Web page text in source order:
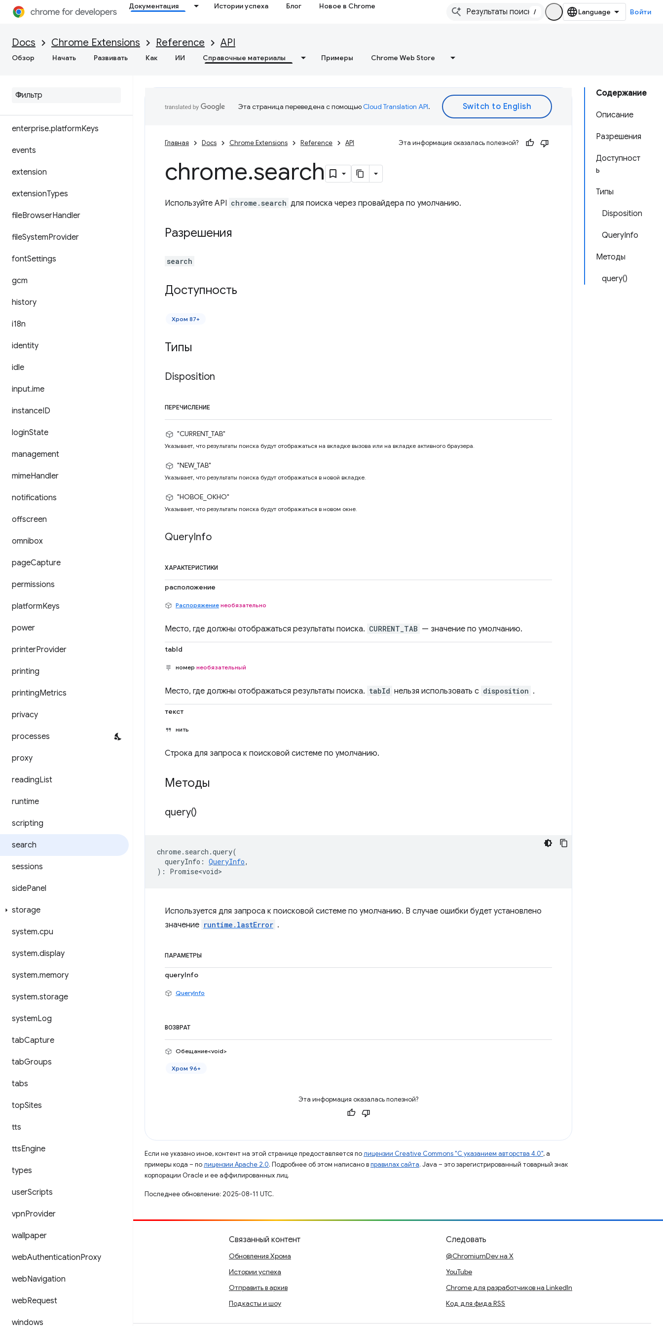
Документация Истории успеха Блог Новое в Chrome
/ Войти
Docs Chrome Extensions Reference API
Обзор Начать Развивать Как ИИ Справочные материалы Примеры Chrome Web Store
downloads
enterprise
enterprise.platformKeys
events
extension
extensionTypes
fileBrowserHandler
fileSystemProvider
fontSettings
gcm
history
i18n
identity
idle
input.ime
instanceID
loginState
management
mimeHandler
notifications
offscreen
omnibox
pageCapture
permissions
platformKeys
power
printerProvider
printing
printingMetrics
privacy
processes
proxy
readingList
runtime
scripting
search
sessions
sidePanel
storage
system.cpu
system.display
system.memory
system.storage
systemLog
tabCapture
tabGroups
tabs
topSites
tts
ttsEngine
types
userScripts
vpnProvider
wallpaper
webAuthenticationProxy
webNavigation
webRequest
windows
Содержание
Описание
Разрешения
Доступност
ь
Типы
Disposition
QueryInfo
Методы
query()
Эта страница переведена с помощьюCloud Translation API.
Главная Docs Chrome Extensions Reference API Эта информация оказалась полезной?
chrome.search
Используйте API chrome.search для поиска через провайдера по умолчанию.
Разрешения
search
Доступность
Хром 87+
Типы
Disposition
ПЕРЕЧИСЛЕНИЕ
"CURRENT_TAB"
Указывает, что результаты поиска будут отображаться на вкладке вызова или на вкладке активного браузера.
"NEW_TAB"
Указывает, что результаты поиска будут отображаться в новой вкладке.
"НОВОЕ_ОКНО"
Указывает, что результаты поиска будут отображаться в новом окне.
QueryInfo
ХАРАКТЕРИСТИКИ
расположение
Распоряжение необязательно
Место, где должны отображаться результаты поиска. CURRENT_TAB — значение по умолчанию.
tabId
номер необязательный
Место, где должны отображаться результаты поиска. tabId нельзя использовать с disposition .
текст
нить
Строка для запроса к поисковой системе по умолчанию.
Методы
query()
chrome. search .query(
queryInfo : QueryInfo,
) : Promise<void>
Используется для запроса к поисковой системе по умолчанию. В случае ошибки будет установлено
значение runtime.lastError .
ПАРАМЕТРЫ
queryInfo
QueryInfo
ВОЗВРАТ
Обещание<void>
Хром 96+
Эта информация оказалась полезной?
Если не указано иное, контент на этой странице предоставляется полицензии Creative Commons "С указанием авторства 4.0", а
примеры кода – полицензии Apache 2.0. Подробнее об этом написано вправилах сайта. Java – это зарегистрированный товарный знак
корпорации Oracle и ее аффилированных лиц.
Последнее обновление: 2025-08-11 UTC.
Способствовать
Сообщить об ошибке
Связанный контент
Обновления Хрома
Истории успеха
Отправить в архив
Подкасты и шоу
Следовать
@ChromiumDev на X
YouTube
Chrome для разработчиков на LinkedIn
Код для фида RSS